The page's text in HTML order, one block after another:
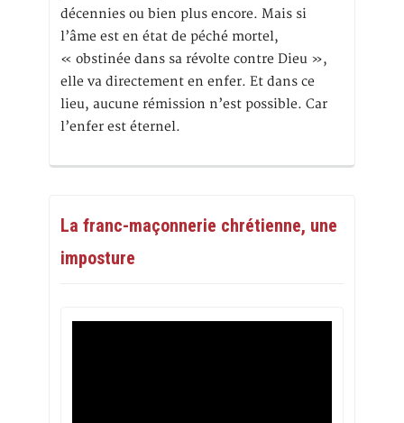
décennies ou bien plus encore. Mais si
l’âme est en état de péché mortel,
« obstinée dans sa révolte contre Dieu »,
elle va directement en enfer. Et dans ce
lieu, aucune rémission n’est possible. Car
l’enfer est éternel.
La franc-maçonnerie chrétienne, une
imposture